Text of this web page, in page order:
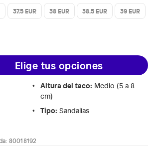
37.5 EUR 38 EUR 38.5 EUR
39 EUR
Elige tus opciones
Altura del taco: Medio (5 a 8
cm)
Tipo: Sandalias
80018192